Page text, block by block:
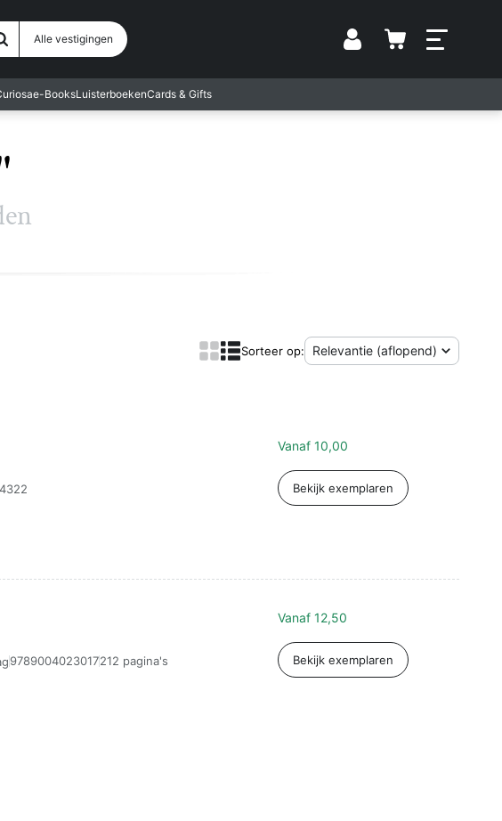
Alle vestigingen Vestiging
e-BooksLuisterboekenCards & Gifts
Tonen als:Sorteer op:
Vanaf 10,00
Bekijk exemplaren
9789004023017212 pagina's
Vanaf 12,50
Bekijk exemplaren